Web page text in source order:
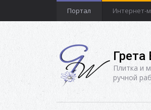
Портал Интернет-
Грета
Плитка и
ручной